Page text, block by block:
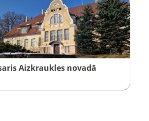
Aizkraukles novadā